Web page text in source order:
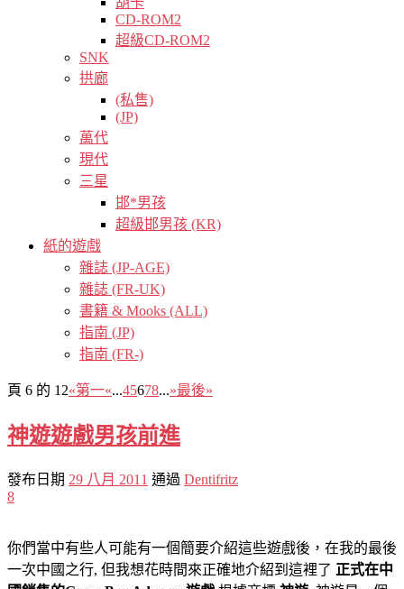
CD-ROM2
超級CD-ROM2
SNK
拱廊
(私售)
(JP)
萬代
現代
三星
邯*男孩
超級邯男孩 (KR)
紙的遊戲
雜誌 (JP-AGE)
雜誌 (FR-UK)
書籍 & Mooks (ALL)
指南 (JP)
指南 (FR-)
頁 6 的 12«第一«...45678...»最後»
神遊遊戲男孩前進
發布日期 29 八月 2011 通過 Dentifritz
8
你們當中有些人可能有一個簡要介紹這些遊戲後，在我的最後
一次中國之行, 但我想花時間來正確地介紹到這裡了 正式在中